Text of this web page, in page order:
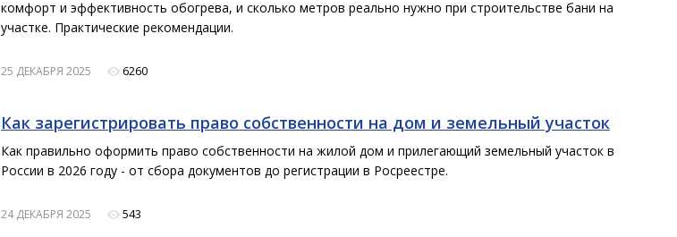
комфорт и эффективность обогрева, и сколько метров реально нужно при строительстве бани на
участке. Практические рекомендации.
25 ДЕКАБРЯ 2025 6260
Как зарегистрировать право собственности на дом и земельный участок
Как правильно оформить право собственности на жилой дом и прилегающий земельный участок в
России в 2026 году - от сбора документов до регистрации в Росреестре.
24 ДЕКАБРЯ 2025 543